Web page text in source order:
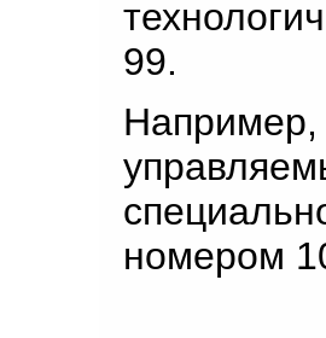
99.
номером